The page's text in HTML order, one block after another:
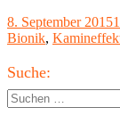
Natur
Veröffentlicht
am
8. September 2015
Bionik,
Haupt-
Seitenleiste
Suche:
Suchen
nach: